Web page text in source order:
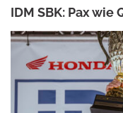
IDM SBK: Pax
ANKE WIECZOREK